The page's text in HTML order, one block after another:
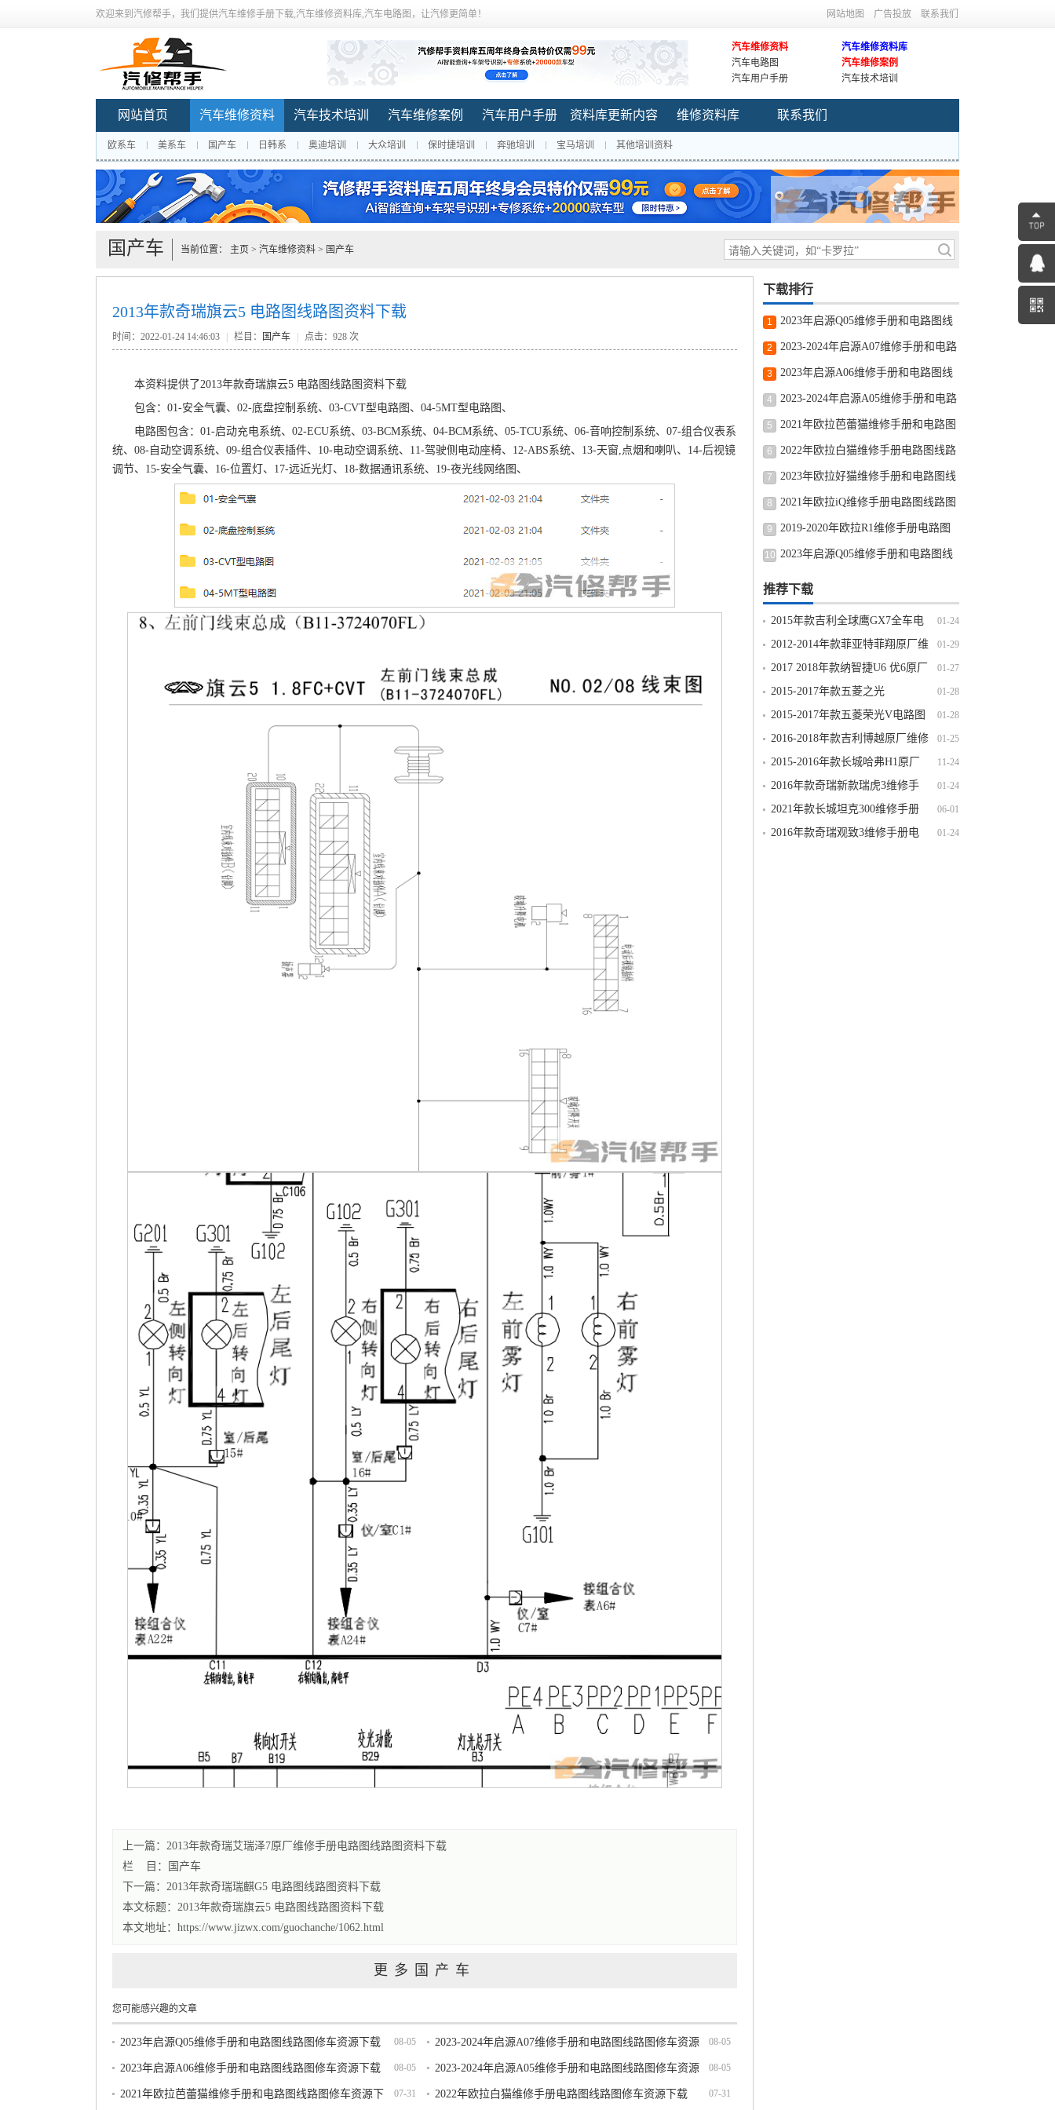
欢迎来到汽修帮手，我们提供汽车维修手册下载,汽车维修资料库,汽车电路图，让汽修更简单！ 网站地图 广告投放 联系我们
汽车维修资料
汽车维修资料库
汽车电路图
汽车维修案例
汽车用户手册
汽车技术培训
网站首页 汽车维修资料 汽车技术培训 汽车维修案例 汽车用户手册 资料库更新内容 维修资料库 联系我们
欧系车 美系车 国产车 日韩系 奥迪培训 大众培训 保时捷培训 奔驰培训 宝马培训 其他培训资料
国产车 当前位置： 主页 > 汽车维修资料 > 国产车
2013年款奇瑞旗云5 电路图线路图资料下载
时间：2022-01-24 14:46:03 栏目： 国产车 点击： 928 次
本资料提供了2013年款奇瑞旗云5 电路图线路图资料下载
包含：01-安全气囊、02-底盘控制系统、03-CVT型电路图、04-5MT型电路图、
电路图包含：01-启动充电系统、02-ECU系统、03-BCM系统、04-BCM系统、05-TCU系统、06-音响控制系统、07-组合仪表系
统、08-自动空调系统、09-组合仪表插件、10-电动空调系统、11-驾驶侧电动座椅、12-ABS系统、13-天窗,点烟和喇叭、14-后视镜
调节、15-安全气囊、16-位置灯、17-远近光灯、18-数据通讯系统、19-夜光线网络图、
上一篇：2013年款奇瑞艾瑞泽7原厂维修手册电路图线路图资料下载
栏 目：
国产车
下一篇：2013年款奇瑞瑞麒G5 电路图线路图资料下载
本文标题： 2013年款奇瑞旗云5 电路图线路图资料下载
本文地址：https://www.jizwx.com/guochanche/1062.html
更多国产车
您可能感兴趣的文章
08-05
2023年启源Q05维修手册和电路图线路图修车资源下载 08-05
2023-2024年启源A07维修手册和电路图线路图修车资源
下载
08-05
2023年启源A06维修手册和电路图线路图修车资源下载 08-05
2023-2024年启源A05维修手册和电路图线路图修车资源
下载
07-31
2021年欧拉芭蕾猫维修手册和电路图线路图修车资源下 07-31
2022年欧拉白猫维修手册电路图线路图修车资源下载
下载排行
1
2023年启源Q05维修手册和电路图线
路图修车资源下载
2
2023-2024年启源A07维修手册和电路
图线路图修车资源下载
3
2023年启源A06维修手册和电路图线
路图修车资源下载
4
2023-2024年启源A05维修手册和电路
图线路图修车资源下载
5
2021年欧拉芭蕾猫维修手册和电路图
线路图修车资源下载
6
2022年欧拉白猫维修手册电路图线路
图修车资源下载
7
2023年欧拉好猫维修手册和电路图线
路图修车资源下载
8
2021年欧拉iQ维修手册电路图线路图
修车资源下载
9
2019-2020年欧拉R1维修手册电路图
线路图修车资源下载
10 2023年启源Q05维修手册和电路图线
推荐下载
01-24
2015年款吉利全球鹰GX7全车电
路图线路图资料下载
01-29
2012-2014年款菲亚特菲翔原厂维
修手册电路图线路图资料下载
01-27
2017 2018年款纳智捷U6 优6原厂
维修手册电路图线路图资料下载
01-28
2015-2017年款五菱之光
S（N120）电路图线路图资料下载
01-28
2015-2017年款五菱荣光V电路图
线路图资料下载
01-25
2016-2018年款吉利博越原厂维修
手册电路图线路图资料下载
11-24
2015-2016年款长城哈弗H1原厂
维修手册电路图线路图资料下载
01-24
2016年款奇瑞新款瑞虎3维修手
册电路图线路图资料下载
06-01
2021年款长城坦克300维修手册
电路图线路图资料下载
01-24
2016年款奇瑞观致3维修手册电